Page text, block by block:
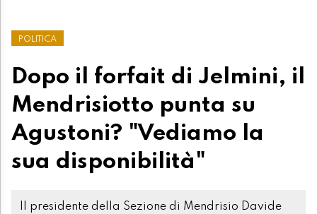
POLITICA
Dopo il forfait di Jelmini, il
Mendrisiotto punta su
Agustoni? "Vediamo la
sua disponibilità"
Il presidente della Sezione di Mendrisio Davide